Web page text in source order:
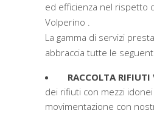
ed efficienza nel rispetto
Volperino .
La gamma di servizi
abbraccia tutte le
RACCOLTA
dei rifiuti con mezzi
movimentazione con